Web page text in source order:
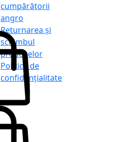
cumpărătorii
angro
Returnarea și
schimbul
produselor
Politica de
confidențialitate